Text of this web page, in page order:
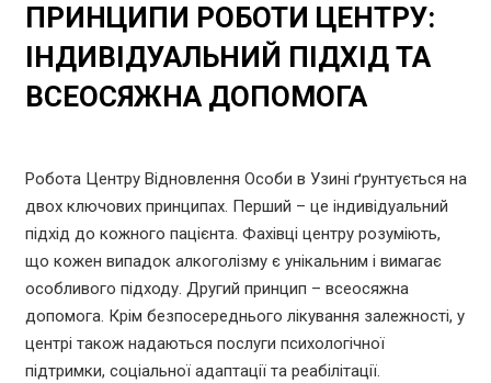
ПРИНЦИПИ РОБОТИ ЦЕНТРУ:
ІНДИВІДУАЛЬНИЙ ПІДХІД ТА
ВСЕОСЯЖНА ДОПОМОГА
Робота Центру Відновлення Особи в Узині ґрунтується на
двох ключових принципах. Перший – це індивідуальний
підхід до кожного пацієнта. Фахівці центру розуміють,
що кожен випадок алкоголізму є унікальним і вимагає
особливого підходу. Другий принцип – всеосяжна
допомога. Крім безпосереднього лікування залежності, у
центрі також надаються послуги психологічної
підтримки, соціальної адаптації та реабілітації.